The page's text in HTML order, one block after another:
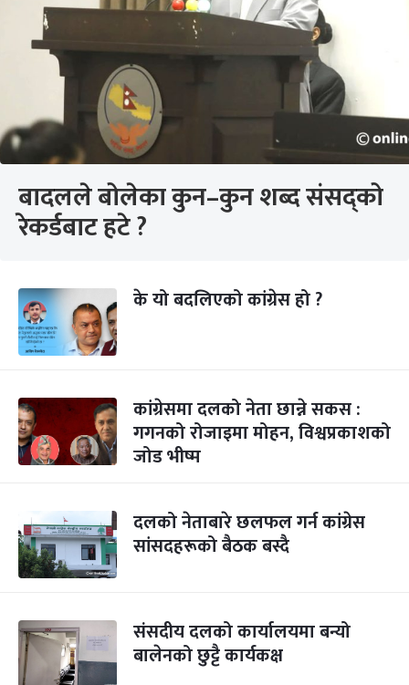
बादलले बोलेका कुन–कुन शब्द संसद्को
रेकर्डबाट हटे ?
के यो बदलिएको कांग्रेस हो ?
कांग्रेसमा दलको नेता छान्ने सकस :
गगनको रोजाइमा मोहन, विश्वप्रकाशको
जोड भीष्म
दलको नेताबारे छलफल गर्न कांग्रेस
सांसदहरूको बैठक बस्दै
संसदीय दलको कार्यालयमा बन्यो
बालेनको छुट्टै कार्यकक्ष